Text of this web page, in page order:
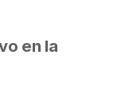
en la